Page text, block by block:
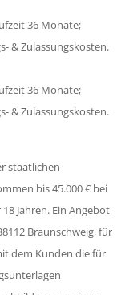
36 Monate;
& Zulassungskosten.
36 Monate;
& Zulassungskosten.
staatlichen
bis 45.000 € bei
Jahren. Ein Angebot
Braunschweig, für
dem Kunden die für